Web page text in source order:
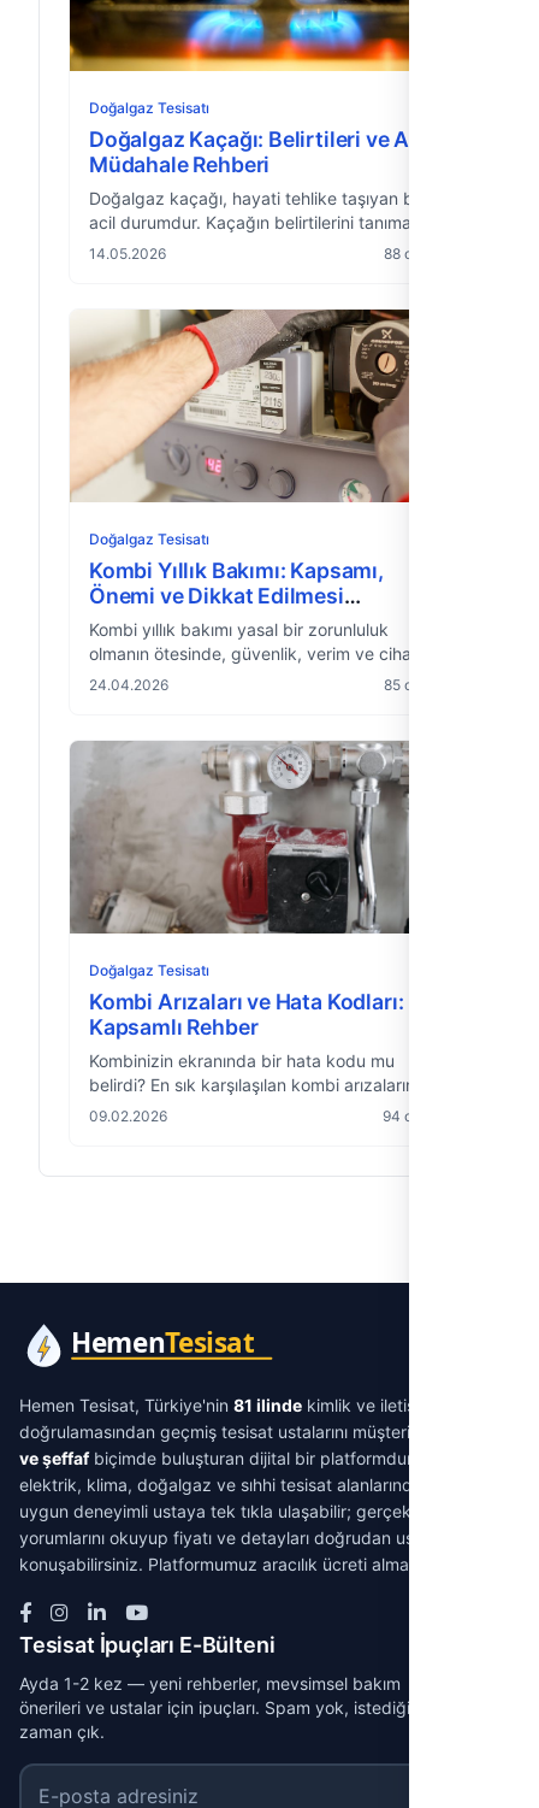
Doğalgaz Tesisatı
Doğalgaz Kaçağı: Belirtileri ve Acil
Müdahale Rehberi
Doğalgaz kaçağı, hayati tehlike taşıyan bir
acil durumdur. Kaçağın belirtilerini tanımak ve
doğru sırayla müdahale etmek hayat kurtarır.
14.05.2026 88 okuma
Doğalgaz Tesisatı
Kombi Yıllık Bakımı: Kapsamı,
Önemi ve Dikkat Edilmesi
Gerekenler
Kombi yıllık bakımı yasal bir zorunluluk
olmanın ötesinde, güvenlik, verim ve cihaz
ömrü için kritik bir gerekliliktir. Bakımın
24.04.2026 85 okuma
Doğalgaz Tesisatı
Kombi Arızaları ve Hata Kodları:
Kapsamlı Rehber
Kombinizin ekranında bir hata kodu mu
belirdi? En sık karşılaşılan kombi arızalarını,
hata kodlarının ne anlama geldiğini ve hangi
09.02.2026 94 okuma
Hemen Tesisat, Türkiye'nin 81 ilinde kimlik ve iletişim
doğrulamasından geçmiş tesisat ustalarını müşterilerle
ve şeffafbiçimde buluşturan dijital bir platformdur. Su tesisatı,
elektrik, klima, doğalgaz ve sıhhi tesisat alanlarında ihtiyacınıza
uygun deneyimli ustaya tek tıkla ulaşabilir; gerçek müşteri
yorumlarını okuyup fiyatı ve detayları doğrudan ustayla
konuşabilirsiniz. Platformumuz aracılık ücreti almaz.
Tesisat İpuçları E-Bülteni
Ayda 1-2 kez — yeni rehberler, mevsimsel bakım
önerileri ve ustalar için ipuçları. Spam yok, istediğin
zaman çık.
E-posta adresiniz